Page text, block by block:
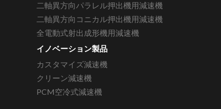
二軸異方向パラレル押出機用減速機
二軸異方向コニカル押出機用減速機
全電動式射出成形機用減速機
イノベーション製品
カスタマイズ減速機
クリーン減速機
PCM空冷式減速機